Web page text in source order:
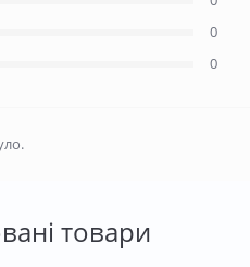
0
0
товари